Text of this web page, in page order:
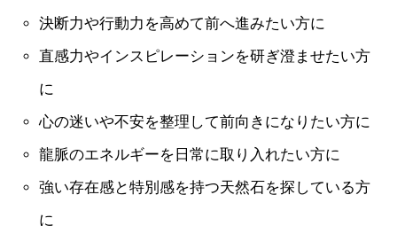
決断力や行動力を高めて前へ進みたい方に
直感力やインスピレーションを研ぎ澄ませたい方
に
心の迷いや不安を整理して前向きになりたい方に
龍脈のエネルギーを日常に取り入れたい方に
強い存在感と特別感を持つ天然石を探している方
に